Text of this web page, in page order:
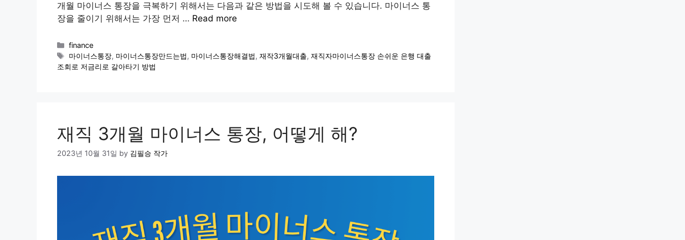
개월 마이너스 통장을 극복하기 위해서는 다음과 같은 방법을 시도해 볼 수 있습니다. 마이너스 통
장을 줄이기 위해서는 가장 먼저 … Read more
Categories
finance
Tags
마이너스통장, 마이너스통장만드는법, 마이너스통장해결법,재작3개월대출,재직자마이너스통장 손쉬운 은행 대출
조회로 저금리로 갈아타기 방법
재직 3개월 마이너스 통장, 어떻게 해?
2023년 10월 31일 by 김필승 작가